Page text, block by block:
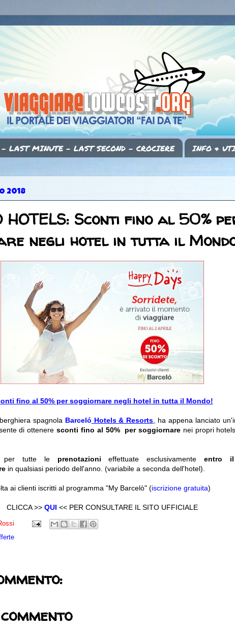
- LAST MINUTE - LAST SECOND - CROCIERE INFO &
2018
HOTELS: Sconti fino al 50%
negli hotel in tutta il
fino al 50% per soggiornare negli hotel in tutta il Mondo!
spagnola Barceló Hotels & Resorts
ha appena lanciato
di otteneresconti fino al 50% per soggiornare nei propri
per tutte le prenotazionieffettuate esclusivamente entro
in qualsiasi periodo dell'anno. (variabile a seconda dell'hotel).
ai clienti iscritti al programma "My Barcelò" (iscrizione gratuita)
CLICCA >> QUI << PER CONSULTARE IL SITO UFFICIALE